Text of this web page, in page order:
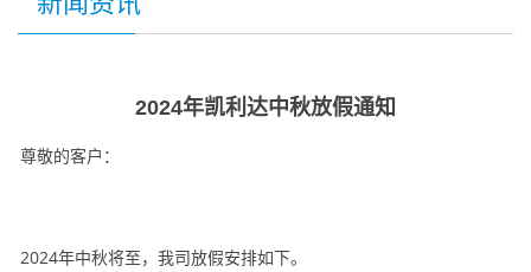
2024年凯利达中秋放假通知
尊敬的客户：
2024年中秋将至，我司放假安排如下。